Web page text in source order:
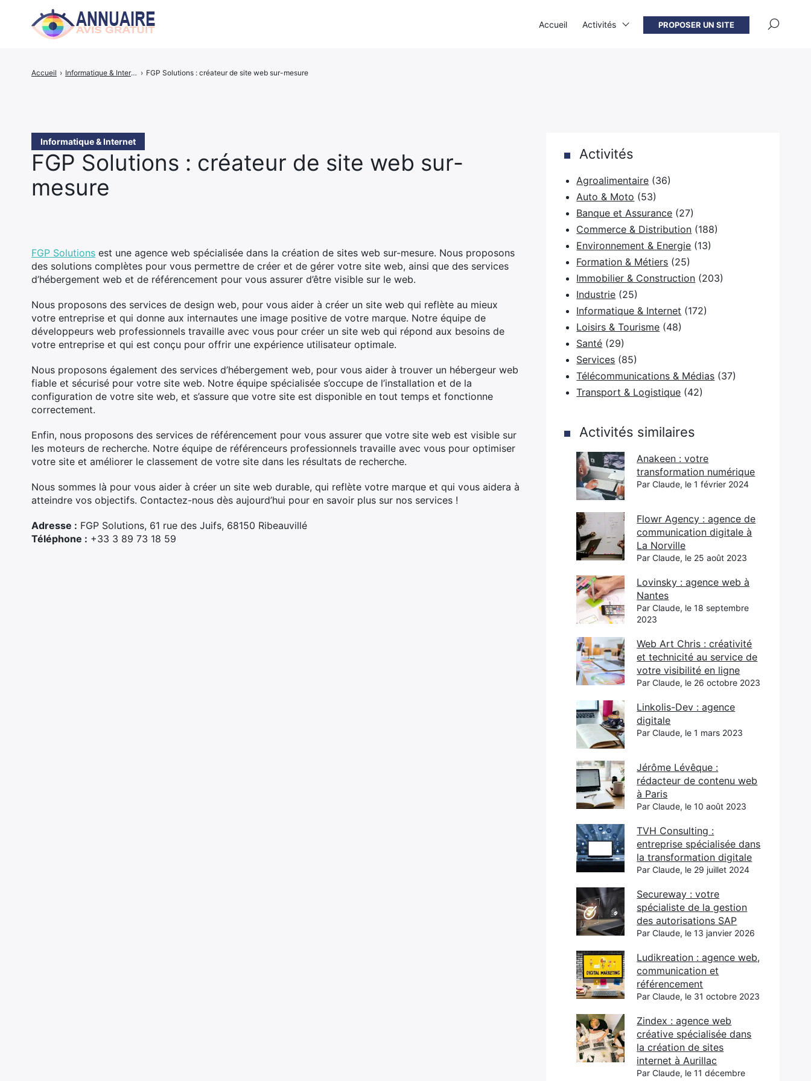
Accueil › Informatique & Internet › FGP Solutions : créateur de site web sur-mesure
Informatique & Internet
FGP Solutions : créateur de site web sur-
mesure
FGP Solutions est une agence web spécialisée dans la création de sites web sur-mesure. Nous proposons
des solutions complètes pour vous permettre de créer et de gérer votre site web, ainsi que des services
d’hébergement web et de référencement pour vous assurer d’être visible sur le web.
Nous proposons des services de design web, pour vous aider à créer un site web qui reflète au mieux
votre entreprise et qui donne aux internautes une image positive de votre marque. Notre équipe de
développeurs web professionnels travaille avec vous pour créer un site web qui répond aux besoins de
votre entreprise et qui est conçu pour offrir une expérience utilisateur optimale.
Nous proposons également des services d’hébergement web, pour vous aider à trouver un hébergeur web
fiable et sécurisé pour votre site web. Notre équipe spécialisée s’occupe de l’installation et de la
configuration de votre site web, et s’assure que votre site est disponible en tout temps et fonctionne
correctement.
Enfin, nous proposons des services de référencement pour vous assurer que votre site web est visible sur
les moteurs de recherche. Notre équipe de référenceurs professionnels travaille avec vous pour optimiser
votre site et améliorer le classement de votre site dans les résultats de recherche.
Nous sommes là pour vous aider à créer un site web durable, qui reflète votre marque et qui vous aidera à
atteindre vos objectifs. Contactez-nous dès aujourd’hui pour en savoir plus sur nos services !
Adresse : FGP Solutions, 61 rue des Juifs, 68150 Ribeauvillé
Téléphone : +33 3 89 73 18 59
Activités
Agroalimentaire (36)
Auto & Moto (53)
Banque et Assurance (27)
Commerce & Distribution (188)
Environnement & Energie (13)
Formation & Métiers (25)
Immobilier & Construction (203)
Industrie (25)
Informatique & Internet (172)
Loisirs & Tourisme (48)
Santé (29)
Services (85)
Télécommunications & Médias (37)
Transport & Logistique (42)
Activités similaires
Anakeen : votre
transformation numérique
Par Claude, le 1 février 2024
Flowr Agency : agence de
communication digitale à
La Norville
Par Claude, le 25 août 2023
Lovinsky : agence web à
Nantes
Par Claude, le 18 septembre
2023
Web Art Chris : créativité
et technicité au service de
votre visibilité en ligne
Par Claude, le 26 octobre 2023
Linkolis-Dev : agence
digitale
Par Claude, le 1 mars 2023
Jérôme Lévêque :
rédacteur de contenu web
à Paris
Par Claude, le 10 août 2023
TVH Consulting :
entreprise spécialisée dans
la transformation digitale
Par Claude, le 29 juillet 2024
Secureway : votre
spécialiste de la gestion
des autorisations SAP
Par Claude, le 13 janvier 2026
Ludikreation : agence web,
communication et
référencement
Par Claude, le 31 octobre 2023
Zindex : agence web
créative spécialisée dans
la création de sites
internet à Aurillac
Par Claude, le 11 décembre
Accueil Activités PROPOSER UN SITE
Rechercher